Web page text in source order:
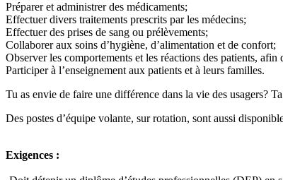
Préparer et administrer des médicaments;
Effectuer divers traitements prescrits par les médecins;
Effectuer des prises de sang ou prélèvements;
Collaborer aux soins d’hygiène, d’alimentation et de confort;
Observer les comportements et les réactions des patients, afin
Participer à l’enseignement aux patients et à leurs familles.
Tu as envie de faire une différence dans la vie des usagers?
Des postes d’équipe volante, sur rotation, sont aussi
Exigences :